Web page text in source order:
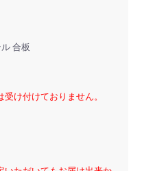
合板
け付けておりません。